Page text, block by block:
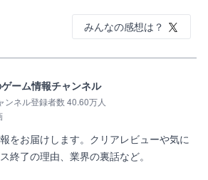
みんなの感想は？
ーム情報チャンネル
ンネル登録者数 40.60万人
をお届けします。クリアレビューや気に
終了の理由、業界の裏話など。